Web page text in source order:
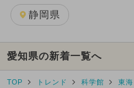
静岡県
愛知県の新着一覧へ
TOP トレンド 科学館 東海